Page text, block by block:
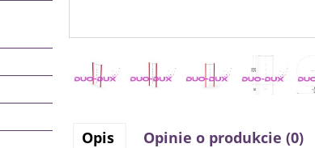
Opis Opinie o produkcie (0)